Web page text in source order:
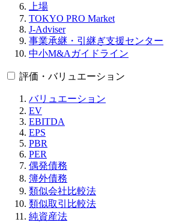
上場
TOKYO PRO Market
J-Adviser
事業承継・引継ぎ支援センター
中小M&Aガイドライン
評価・バリュエーション
バリュエーション
EV
EBITDA
EPS
PBR
PER
偶発債務
簿外債務
類似会社比較法
類似取引比較法
純資産法